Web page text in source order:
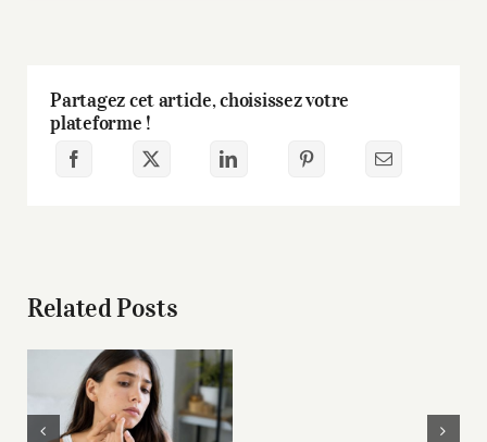
Partagez cet article, choisissez votre
plateforme !
Related Posts
Pourquoi certaines
imperfections